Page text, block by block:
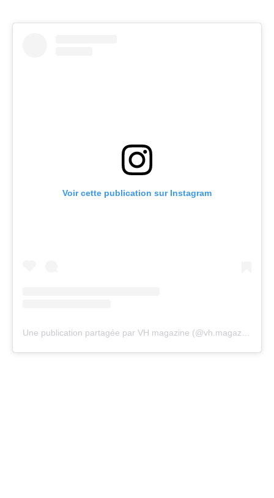
Voir cette publication sur Instagram
Une publication partagée par VH magazine (@vh.magazine)